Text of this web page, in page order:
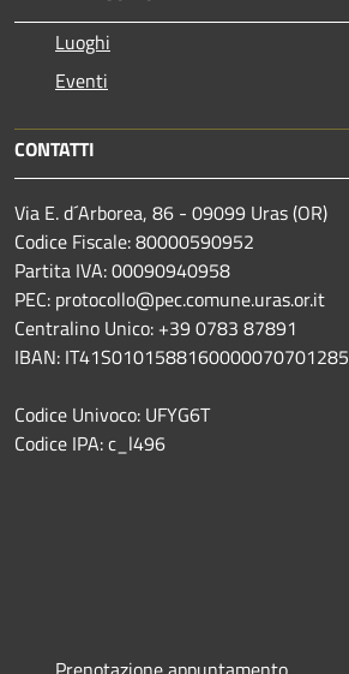
Luoghi
Eventi
CONTATTI
Via E. d´Arborea, 86 - 09099 Uras (OR)
Codice Fiscale: 80000590952
Partita IVA: 00090940958
PEC: protocollo@pec.comune.uras.or.it
Centralino Unico: +39 0783 87891
IBAN: IT41S0101588160000070701285
Codice Univoco: UFYG6T
Codice IPA: c_l496